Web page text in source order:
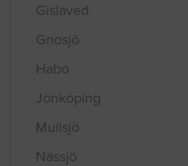
Gislaved
Gnosjö
Habo
Jönköping
Mullsjö
Nässjö